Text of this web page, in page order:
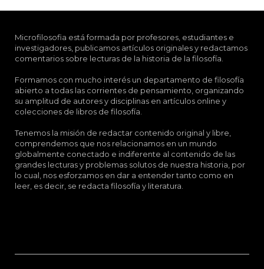
Microfilosofia está formada por profesores, estudiantes e
investigadores, publicamos artículos originales y redactamos
comentarios sobre lecturas de la historia de la filosofía.
Formamos con mucho interés un departamento de filosofía
abierto a todas las corrientes de pensamiento, organizando
su amplitud de autores y disciplinas en artículos online y
colecciones de libros de filosofía.
Tenemos la misión de redactar contenido original y libre,
comprendemos que nos relacionamos en un mundo
globalmente conectado e indiferente al contenido de las
grandes lecturas y problemas solutos de nuestra historia, por
lo cual, nos esforzamos en dar a entender tanto como en
leer, es decir, se redacta filosofía y literatura.